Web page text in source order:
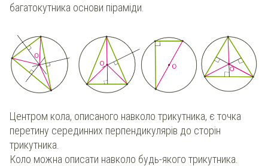
багатокутника основи піраміди.
Центром кола, описаного навколо трикутника, є точка
перетину серединних перпендикулярів до сторін
трикутника.
Коло можна описати навколо будь-якого трикутника.